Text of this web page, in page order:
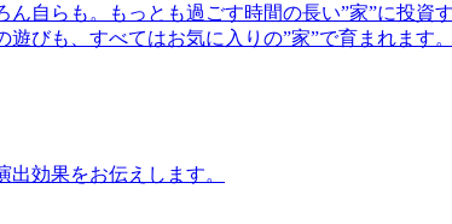
自らも。もっとも過ごす時間の長い”家”に投資
びも、すべてはお気に入りの”家”で育まれます
効果をお伝えします。